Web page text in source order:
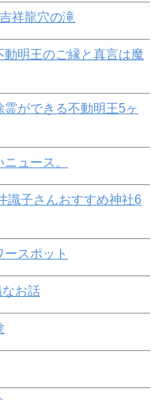
祥龍穴の滝
明王のご縁と真言は魔
霊ができる不動明王5ヶ
ュース。
識子さんおすすめ神社6
スポット
お話